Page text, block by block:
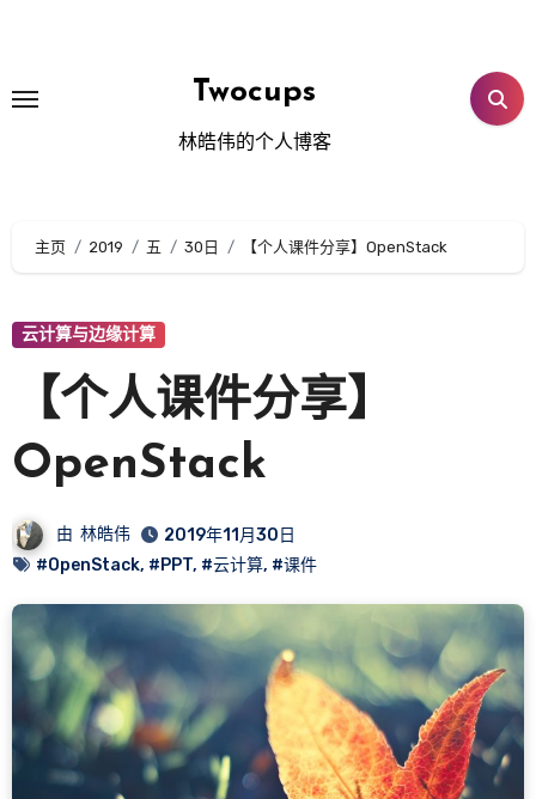
内
Twocups
林皓伟的个人博客
主页 2019 五 30日 【个人课件分享】OpenStack
云计算与边缘计算
【个人课件分享】
OpenStack
由 林皓伟
2019年11月30日
#OpenStack, #PPT, #云计算, #课件